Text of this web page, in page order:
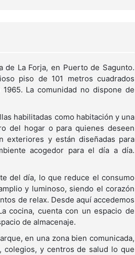
La Forja, en Puerto de Sagunto.
piso de 101 metros cuadrados
La comunidad no dispone de
habilitadas como habitación y una
del hogar o para quienes deseen
exteriores y están diseñadas para
acogedor para el día a día.
del día, lo que reduce el consumo
y luminoso, siendo el corazón
de relax. Desde aquí accedemos
cocina, cuenta con un espacio de
de almacenaje.
en una zona bien comunicada,
colegios, y centros de salud lo que